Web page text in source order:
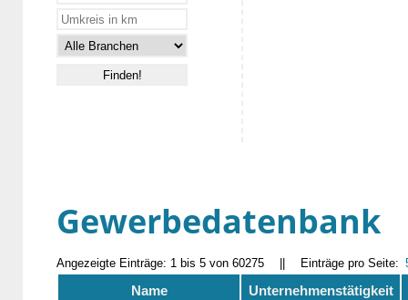
Gewerbedatenbank
Angezeigte Einträge: 1 bis 5 von 60275 Einträge pro Seite:
Name Unternehmenstätigkeit